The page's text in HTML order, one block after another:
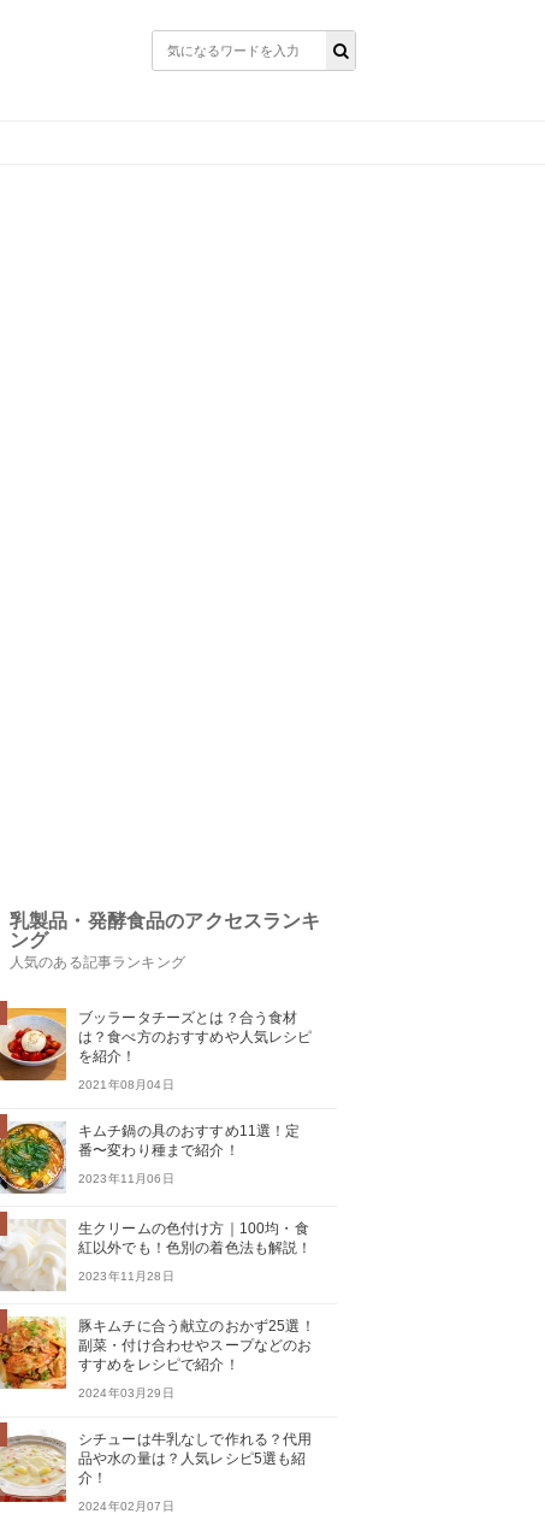
乳製品・発酵食品のアクセスランキ
ング
人気のある記事ランキング
ブッラータチーズとは？合う食材
は？食べ方のおすすめや人気レシピ
を紹介！
2021年08月04日
キムチ鍋の具のおすすめ11選！定
番〜変わり種まで紹介！
2023年11月06日
生クリームの色付け方｜100均・食
紅以外でも！色別の着色法も解説！
2023年11月28日
豚キムチに合う献立のおかず25選！
副菜・付け合わせやスープなどのお
すすめをレシピで紹介！
2024年03月29日
シチューは牛乳なしで作れる？代用
品や水の量は？人気レシピ5選も紹
介！
2024年02月07日